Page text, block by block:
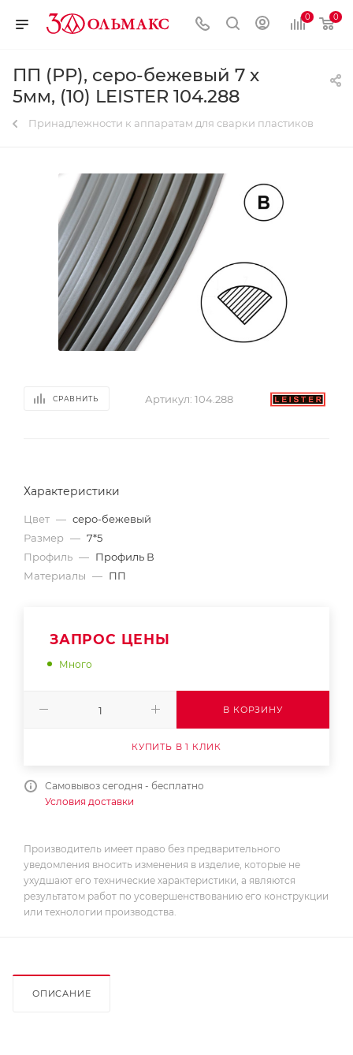
0 0
ПП (РР), серо-бежевый 7 х
5мм, (10) LEISTER 104.288
Принадлежности к аппаратам для сварки пластиков
СРАВНИТЬ Артикул: 104.288
Характеристики
Цвет — серо-бежевый
Размер — 7*5
Профиль — Профиль В
Материалы — ПП
ЗАПРОС ЦЕНЫ
Много
В КОРЗИНУ
КУПИТЬ В 1 КЛИК
Самовывоз сегодня - бесплатно
Условия доставки
Производитель имеет право без предварительного
уведомления вносить изменения в изделие, которые не
ухудшают его технические характеристики, а являются
результатом работ по усовершенствованию его конструкции
или технологии производства.
ОПИСАНИЕ